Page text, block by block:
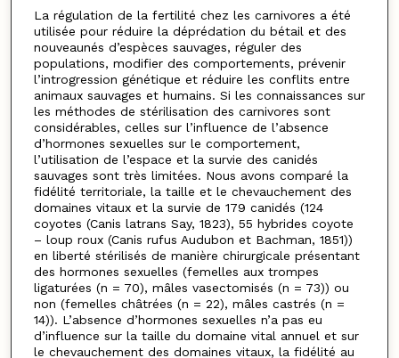
La régulation de la fertilité chez les carnivores a été
utilisée pour réduire la déprédation du bétail et des
nouveaunés d’espèces sauvages, réguler des
populations, modifier des comportements, prévenir
l’introgression génétique et réduire les conflits entre
animaux sauvages et humains. Si les connaissances sur
les méthodes de stérilisation des carnivores sont
considérables, celles sur l’influence de l’absence
d’hormones sexuelles sur le comportement,
l’utilisation de l’espace et la survie des canidés
sauvages sont très limitées. Nous avons comparé la
fidélité territoriale, la taille et le chevauchement des
domaines vitaux et la survie de 179 canidés (124
coyotes (Canis latrans Say, 1823), 55 hybrides coyote
– loup roux (Canis rufus Audubon et Bachman, 1851))
en liberté stérilisés de manière chirurgicale présentant
des hormones sexuelles (femelles aux trompes
ligaturées (n = 70), mâles vasectomisés (n = 73)) ou
non (femelles châtrées (n = 22), mâles castrés (n =
14)). L’absence d’hormones sexuelles n’a pas eu
d’influence sur la taille du domaine vital annuel et sur
le chevauchement des domaines vitaux, la fidélité au